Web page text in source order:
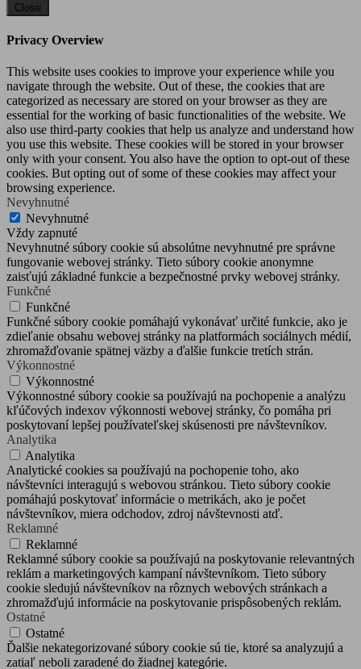
Close
Privacy Overview
This website uses cookies to improve your experience while you
navigate through the website. Out of these, the cookies that are
categorized as necessary are stored on your browser as they are
essential for the working of basic functionalities of the website. We
also use third-party cookies that help us analyze and understand how
you use this website. These cookies will be stored in your browser
only with your consent. You also have the option to opt-out of these
cookies. But opting out of some of these cookies may affect your
browsing experience.
Nevyhnutné
Nevyhnutné
Vždy zapnuté
Nevyhnutné súbory cookie sú absolútne nevyhnutné pre správne
fungovanie webovej stránky. Tieto súbory cookie anonymne
zaisťujú základné funkcie a bezpečnostné prvky webovej stránky.
Funkčné
Funkčné
Funkčné súbory cookie pomáhajú vykonávať určité funkcie, ako je
zdieľanie obsahu webovej stránky na platformách sociálnych médií,
zhromažďovanie spätnej väzby a ďalšie funkcie tretích strán.
Výkonnostné
Výkonnostné
Výkonnostné súbory cookie sa používajú na pochopenie a analýzu
kľúčových indexov výkonnosti webovej stránky, čo pomáha pri
poskytovaní lepšej používateľskej skúsenosti pre návštevníkov.
Analytika
Analytika
Analytické cookies sa používajú na pochopenie toho, ako
návštevníci interagujú s webovou stránkou. Tieto súbory cookie
pomáhajú poskytovať informácie o metrikách, ako je počet
návštevníkov, miera odchodov, zdroj návštevnosti atď.
Reklamné
Reklamné
Reklamné súbory cookie sa používajú na poskytovanie relevantných
reklám a marketingových kampaní návštevníkom. Tieto súbory
cookie sledujú návštevníkov na rôznych webových stránkach a
zhromažďujú informácie na poskytovanie prispôsobených reklám.
Ostatné
Ostatné
Ďalšie nekategorizované súbory cookie sú tie, ktoré sa analyzujú a
zatiaľ neboli zaradené do žiadnej kategórie.